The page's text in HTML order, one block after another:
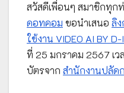
สวัสดีเพื่อนๆ สมาชิกทุก
ดอทคอม ขอนำเสนอ ลิ
ใช้งาน VIDEO AI BY
ที่ 25 มกราคม 2567 เว
บัตรจาก สำนักงานปลัด